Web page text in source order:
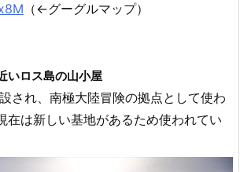
（←グーグルマップ）
いロス島の山小屋
され、南極大陸冒険の拠点として使わ
在は新しい基地があるため使われてい